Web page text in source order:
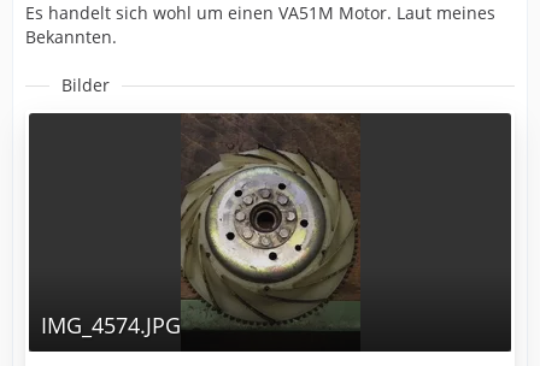
Es handelt sich wohl um einen VA51M Motor. Laut meines
Bekannten.
Bilder
IMG_4574.JPG